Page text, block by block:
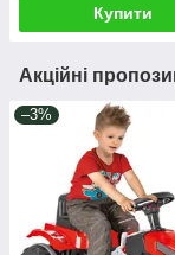
Купити
Акційні
–3%